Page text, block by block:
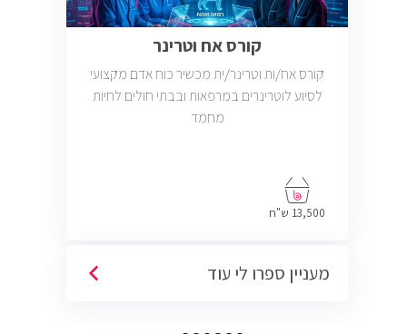
קורס אח וטרינר
קורס אח/ות וטרינר/ית מכשיר כוח אדם מקצועי
לסיוע לוטרינרים במרפאות ובבתי חולים לחיות
מחמד
13,500 ש"ח
מעניין ספרו לי עוד